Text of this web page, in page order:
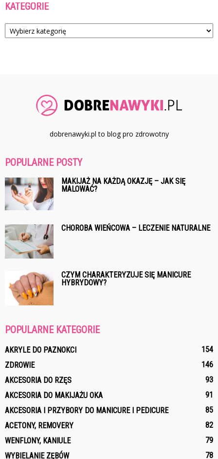
KATEGORIE
Kategorie
dobrenawyki.pl to blog pro zdrowotny
POPULARNE POSTY
MAKIJAŻ NA KAŻDĄ OKAZJĘ – JAK SIĘ
MALOWAĆ?
CHOROBA WIEŃCOWA – LECZENIE NATURALNE
CZYM CHARAKTERYZUJE SIĘ MANICURE
HYBRYDOWY?
POPULARNE KATEGORIE
AKRYLE DO PAZNOKCI
154
ZDROWIE
146
AKCESORIA DO RZĘS
93
AKCESORIA DO MAKIJAŻU OKA
91
AKCESORIA I PRZYBORY DO MANICURE I PEDICURE
85
ACETONY, REMOVERY
82
WENFLONY, KANIULE
79
WYBIELANIE ZĘBÓW
78